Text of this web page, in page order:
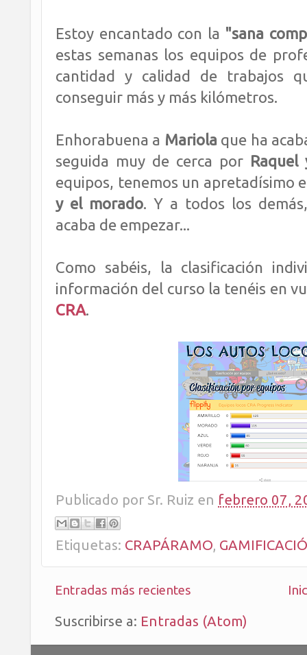
Estoy encantado con la "sana
estas semanas los equipos de
cantidad y calidad de trabajos
conseguir más y más kilómetros.
Enhorabuena a Mariola que ha
seguida muy de cerca por Raquel
equipos, tenemos un apretadísimo
y el morado. Y a todos los
acaba de empezar...
Como sabéis, la clasificación
información del curso la tenéis en
CRA.
Publicado por Sr. Ruiz en febrero 07,
Etiquetas: CRAPÁRAMO,
Entradas más recientes
Suscribirse a: Entradas (Atom)